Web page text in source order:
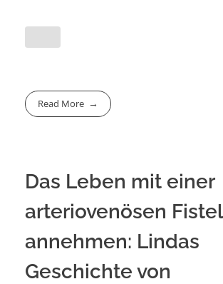
Read More
Das Leben mit einer
arteriovenösen Fistel
annehmen: Lindas
Geschichte von